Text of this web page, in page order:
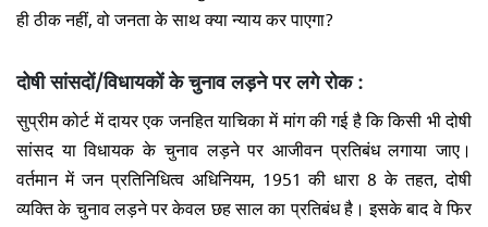
ही ठीक नहीं, वो जनता के साथ क्या न्याय कर पाएगा?
दोषी सांसदों/विधायकों के चुनाव लड़ने पर लगे रोक :
सुप्रीम कोर्ट में दायर एक जनहित याचिका में मांग की गई है कि किसी भी दोषी
सांसद या विधायक के चुनाव लड़ने पर आजीवन प्रतिबंध लगाया जाए।
वर्तमान में जन प्रतिनिधित्व अधिनियम, 1951 की धारा 8 के तहत, दोषी
व्यक्ति के चुनाव लड़ने पर केवल छह साल का प्रतिबंध है। इसके बाद वे फिर